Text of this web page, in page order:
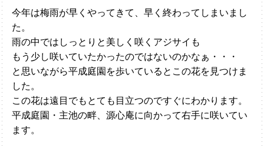
今年は梅雨が早くやってきて、早く終わってしまいまし
た。
雨の中ではしっとりと美しく咲くアジサイも
もう少し咲いていたかったのではないのかなぁ・・・
と思いながら平成庭園を歩いているとこの花を見つけま
した。
この花は遠目でもとても目立つのですぐにわかります。
平成庭園・主池の畔、源心庵に向かって右手に咲いてい
ます。